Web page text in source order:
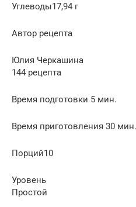
Углеводы17,94 г
Автор рецепта
Юлия Черкашина
144 рецепта
Время подготовки 5 мин.
Время приготовления 30 мин.
Порций10
Уровень
Простой